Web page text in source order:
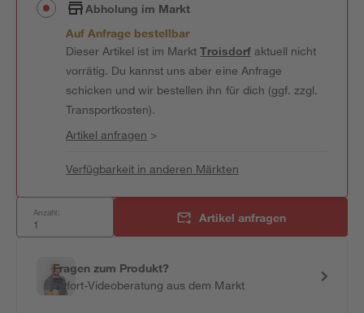
Abholung im Markt
Auf Anfrage bestellbar
Dieser Artikel ist im MarktTroisdorfaktuell nicht
vorrätig. Du kannst uns aber eine Anfrage
schicken und wir bestellen ihn für dich (ggf. zzgl.
Transportkosten).
Artikel anfragen >
Verfügbarkeit in anderen Märkten
Anzahl: Artikel anfragen
Fragen zum Produkt?
Sofort-Videoberatung aus dem Markt